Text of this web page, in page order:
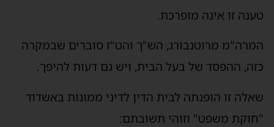
טענה זו אינה מופרכת.
המרה"מ מרוטנבורג, הש"ך והט"ז סוברים שבמקרה
כזה, ההפסד של בעל הבית, ויש גם דעות להיפך.
שאלה זו הופנתה לבית הדין לדיני ממונות באשדוד
"חוקת משפט" וזוהי תשובתם: